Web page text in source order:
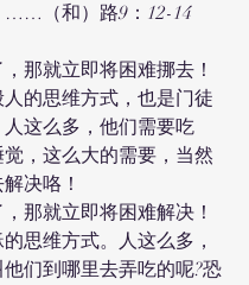
……（和）路9：12-14
就立即将困难挪去！
思维方式，也是门徒
这么多，他们需要吃
，这么大的需要，当然
决咯！
就立即将困难解决！
维方式。人这么多，
们到哪里去弄吃的呢?恐